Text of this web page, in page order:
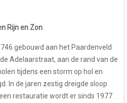
Rijn en Zon
gebouwd aan het Paardenveld
Adelaarstraat, aan de rand van de
tijdens een storm op hol en
In de jaren zestig dreigde sloop
restauratie wordt er sinds 1977